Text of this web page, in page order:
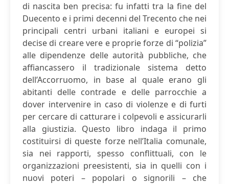
di nascita ben precisa: fu infatti tra la fine del
Duecento e i primi decenni del Trecento che nei
principali centri urbani italiani e europei si
decise di creare vere e proprie forze di “polizia”
alle dipendenze delle autorità pubbliche, che
affiancassero il tradizionale sistema detto
dell’Accorruomo, in base al quale erano gli
abitanti delle contrade e delle parrocchie a
dover intervenire in caso di violenze e di furti
per cercare di catturare i colpevoli e assicurarli
alla giustizia. Questo libro indaga il primo
costituirsi di queste forze nell’Italia comunale,
sia nei rapporti, spesso conflittuali, con le
organizzazioni preesistenti, sia in quelli con i
nuovi poteri – popolari o signorili – che